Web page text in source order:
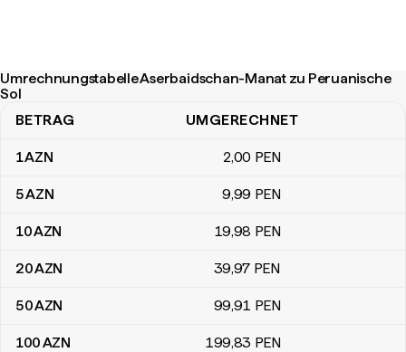
Umrechnungstabelle Aserbaidschan-Manat zu Peruanische
Sol
Umrechnungstabelle Aserbaidschan-Manat zu Peruanische Sol
BETRAG UMGERECHNET
1AZN 2,00 PEN
5AZN 9,99 PEN
10AZN 19,98 PEN
20AZN 39,97 PEN
50AZN 99,91 PEN
100AZN 199,83 PEN